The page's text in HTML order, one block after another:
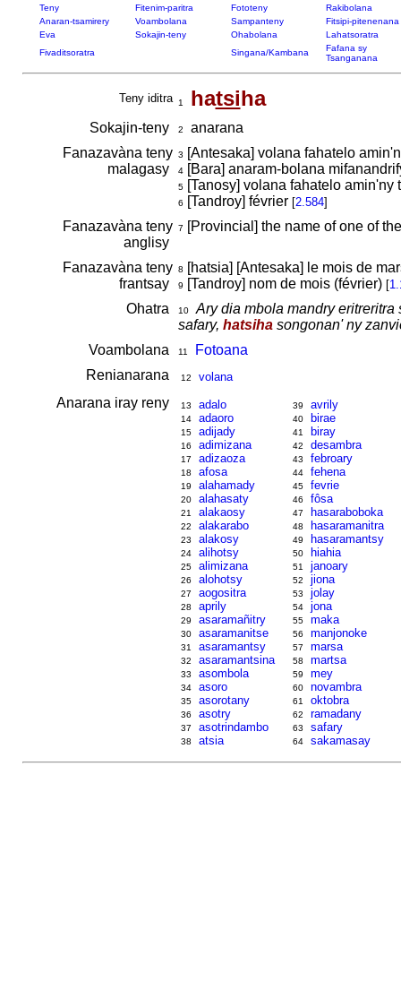
Teny Fitenim-paritra Fototeny
Rakibolana
Anaran-tsamirery
Voambolana Sampanteny
Fitsipi-pitenenana
Eva
Sokajin-teny Ohabolana
Lahatsoratra
Fivaditsoratra
Singana/Kambana
Fafana sy
Tsanganana
Teny iditra 1 hatsiha
Sokajin-teny 2
anarana
Fanazavàna teny
malagasy
3 [Antesaka] volana fahatelo
4[Bara] anaram-bolana
5[Tanosy] volana fahatelo amin'ny
6 [Tandroy] février [2.584]
Fanazavàna teny
anglisy
7 [Provincial] the name of one of
Fanazavàna teny
frantsay
8 [hatsia] [Antesaka] le mois de
9 [Tandroy] nom de mois (février) [
Ohatra 10
Ary dia mbola mandry
safary, hatsihasongonan' ny
Voambolana
11
Fotoana
Renianarana
12 volana
Anarana iray reny 13 adalo
14 adaoro
15 adijady
16 adimizana
17 adizaoza
18 afosa
19 alahamady
20 alahasaty
21 alakaosy
22 alakarabo
23 alakosy
24 alihotsy
25 alimizana
26 alohotsy
27 aogositra
28 aprily
29 asaramañitry
30 asaramanitse
31 asaramantsy
32 asaramantsina
33 asombola
34 asoro
35 asorotany
36 asotry
37 asotrindambo
38 atsia
39 avrily
40 birae
41 biray
42 desambra
43 febroary
44 fehena
45 fevrie
46 fôsa
47 hasaraboboka
48 hasaramanitra
49 hasaramantsy
50 hiahia
51 janoary
52 jiona
53 jolay
54 jona
55 maka
56 manjonoke
57 marsa
58 martsa
59 mey
60 novambra
61 oktobra
62 ramadany
63 safary
64 sakamasay